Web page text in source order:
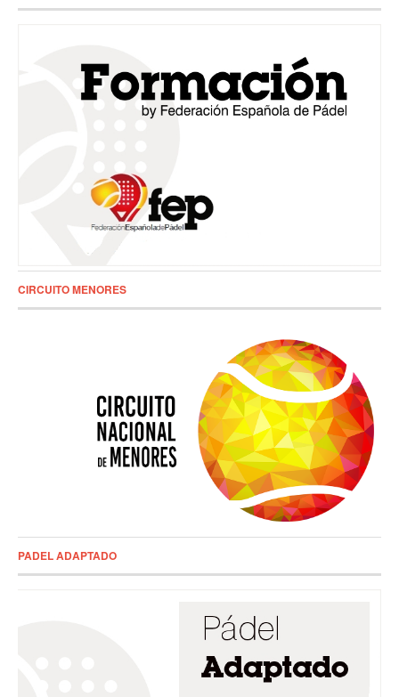
CIRCUITO MENORES
PADEL ADAPTADO